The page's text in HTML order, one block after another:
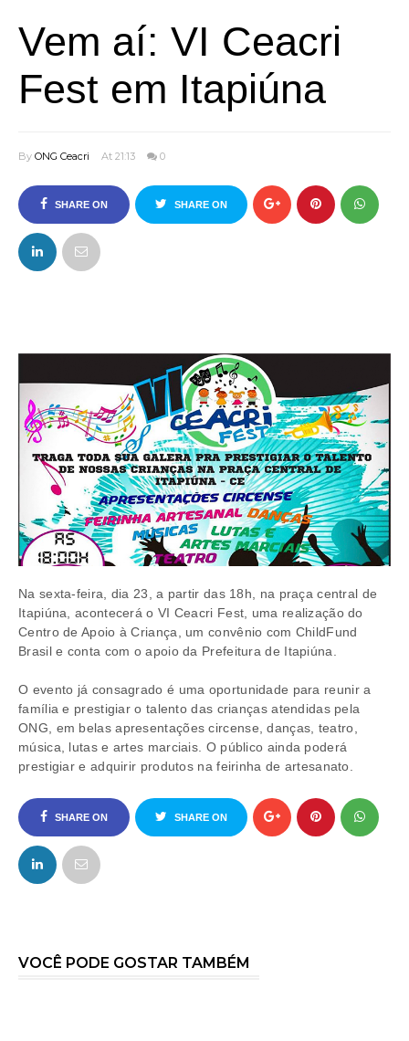
Vem aí: VI Ceacri
Fest em Itapiúna
By ONG Ceacri At 21:13 0
SHARE ON
FACEBOOK
SHARE ON
Na sexta-feira, dia 23, a partir das 18h, na praça central de
Itapiúna, acontecerá o VI Ceacri Fest, uma realização do
Centro de Apoio à Criança, um convênio com ChildFund
Brasil e conta com o apoio da Prefeitura de Itapiúna.
O evento já consagrado é uma oportunidade para reunir a
família e prestigiar o talento das crianças atendidas pela
ONG, em belas apresentações circense, danças, teatro,
música, lutas e artes marciais. O público ainda poderá
prestigiar e adquirir produtos na feirinha de artesanato.
SHARE ON
FACEBOOK
SHARE ON
VOCÊ PODE GOSTAR TAMBÉM